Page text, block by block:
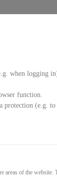
when logging
function.
protection (e.g.
areas of the